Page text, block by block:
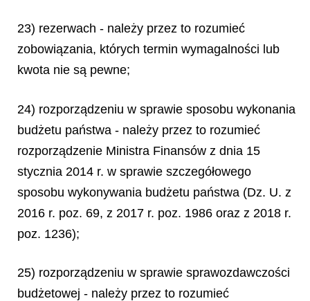
23) rezerwach - należy przez to rozumieć
zobowiązania, których termin wymagalności lub
kwota nie są pewne;
24) rozporządzeniu w sprawie sposobu wykonania
budżetu państwa - należy przez to rozumieć
rozporządzenie Ministra Finansów z dnia 15
stycznia 2014 r. w sprawie szczegółowego
sposobu wykonywania budżetu państwa (Dz. U. z
2016 r. poz. 69, z 2017 r. poz. 1986 oraz z 2018 r.
poz. 1236);
25) rozporządzeniu w sprawie sprawozdawczości
budżetowej - należy przez to rozumieć